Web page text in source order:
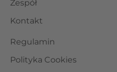
Zespół
Kontakt
Regulamin
Polityka Cookies